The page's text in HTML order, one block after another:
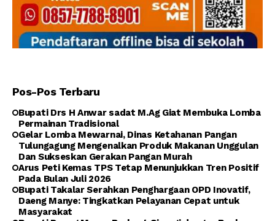
Pos-Pos Terbaru
Bupati Drs H Anwar sadat M.Ag Giat Membuka Lomba
Permainan Tradisional
Gelar Lomba Mewarnai, Dinas Ketahanan Pangan
Tulungagung Mengenalkan Produk Makanan Unggulan
Dan Sukseskan Gerakan Pangan Murah
Arus Peti Kemas TPS Tetap Menunjukkan Tren Positif
Pada Bulan Juli 2026
Bupati Takalar Serahkan Penghargaan OPD Inovatif,
Daeng Manye: Tingkatkan Pelayanan Cepat untuk
Masyarakat